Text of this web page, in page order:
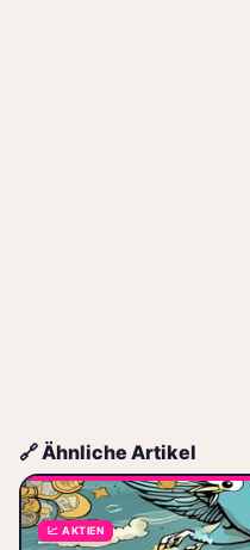
🔗 Ähnliche Artikel
📈 AKTIEN